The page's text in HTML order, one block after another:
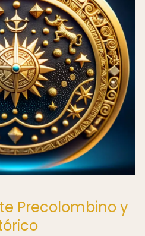
Precolombino y